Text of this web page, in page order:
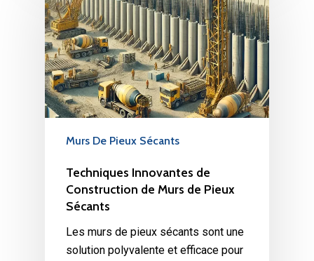
Murs De Pieux Sécants
Techniques Innovantes de
Construction de Murs de Pieux
Sécants
Les murs de pieux sécants sont une
solution polyvalente et efficace pour